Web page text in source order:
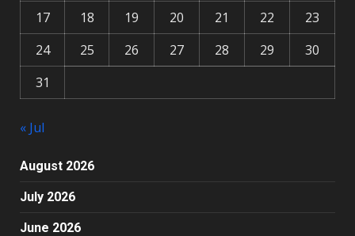
17
18 19 20 21 22
23
24
25 26 27 28 29
30
31
« Jul
August 2026
July 2026
June 2026